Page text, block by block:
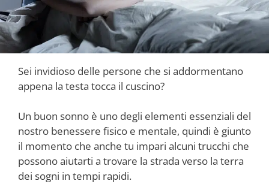
Sei invidioso delle persone che si addormentano
appena la testa tocca il cuscino?
Un buon sonno è uno degli elementi essenziali del
nostro benessere fisico e mentale, quindi è giunto
il momento che anche tu impari alcuni trucchi che
possono aiutarti a trovare la strada verso la terra
dei sogni in tempi rapidi.